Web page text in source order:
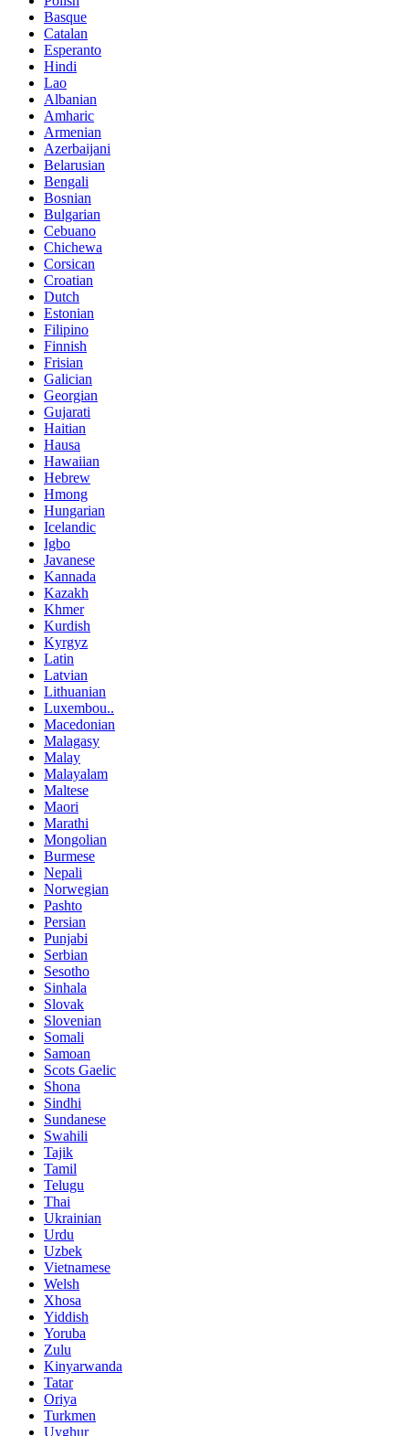
Basque
Catalan
Esperanto
Hindi
Lao
Albanian
Amharic
Armenian
Azerbaijani
Belarusian
Bengali
Bosnian
Bulgarian
Cebuano
Chichewa
Corsican
Croatian
Dutch
Estonian
Filipino
Finnish
Frisian
Galician
Georgian
Gujarati
Haitian
Hausa
Hawaiian
Hebrew
Hmong
Hungarian
Icelandic
Igbo
Javanese
Kannada
Kazakh
Khmer
Kurdish
Kyrgyz
Latin
Latvian
Lithuanian
Luxembou..
Macedonian
Malagasy
Malay
Malayalam
Maltese
Maori
Marathi
Mongolian
Burmese
Nepali
Norwegian
Pashto
Persian
Punjabi
Serbian
Sesotho
Sinhala
Slovak
Slovenian
Somali
Samoan
Scots Gaelic
Shona
Sindhi
Sundanese
Swahili
Tajik
Tamil
Telugu
Thai
Ukrainian
Urdu
Uzbek
Vietnamese
Welsh
Xhosa
Yiddish
Yoruba
Zulu
Kinyarwanda
Tatar
Oriya
Turkmen
Uyghur